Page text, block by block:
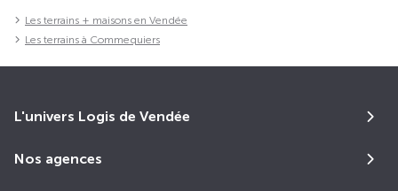
Les terrains + maisons en Vendée
Les terrains à Commequiers
L'univers Logis de Vendée
Nos agences